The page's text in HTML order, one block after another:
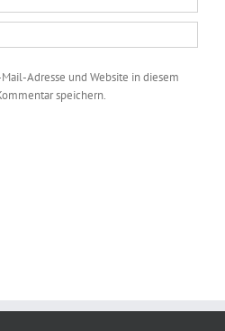
Adresse und Website in diesem
speichern.